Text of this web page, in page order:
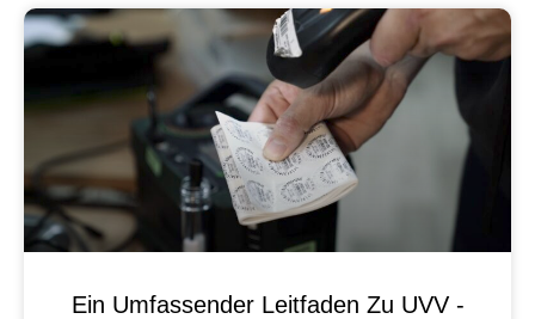
Ein Umfassender Leitfaden Zu UVV -